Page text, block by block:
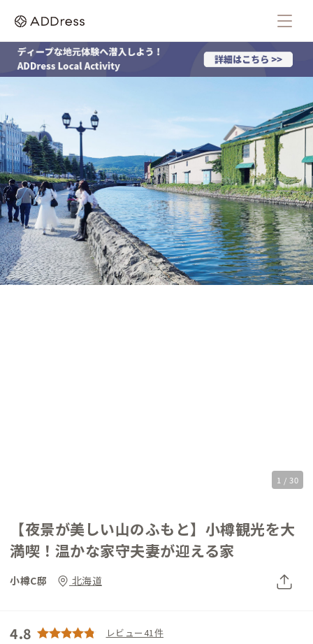
1 / 30
【夜景が美しい山のふもと】小樽観光を大
満喫！温かな家守夫妻が迎える家
小樽C邸 北海道
4.8 レビュー41件